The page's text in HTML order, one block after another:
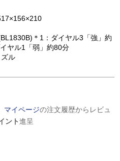
＊1：ダイヤル3「強」約
ヤル1「弱」約80分
ル
マイページの注文履歴からレビュ
ント進呈